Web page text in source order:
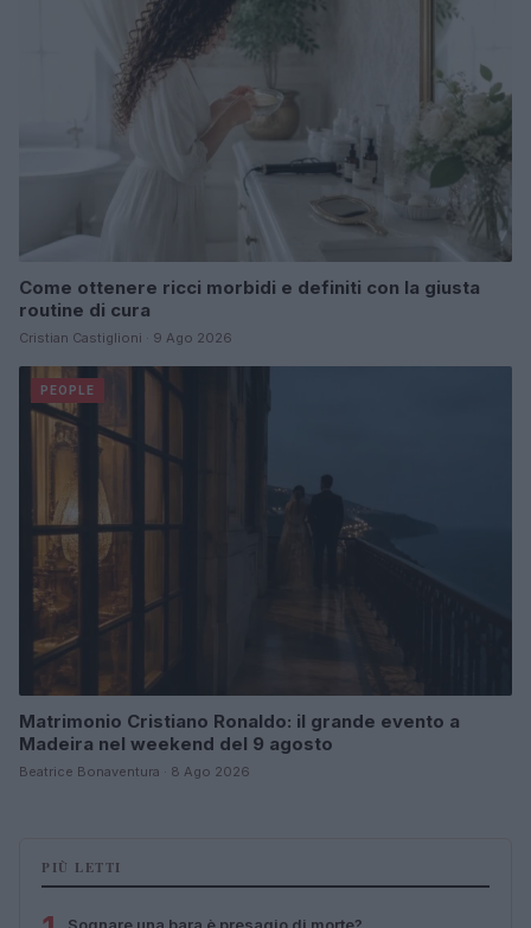
Come ottenere ricci morbidi e definiti con la giusta
routine di cura
Cristian Castiglioni · 9 Ago 2026
PEOPLE
Matrimonio Cristiano Ronaldo: il grande evento a
Madeira nel weekend del 9 agosto
Beatrice Bonaventura · 8 Ago 2026
PIÙ LETTI
Sognare una bara è presagio di morte?